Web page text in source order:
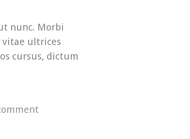
nunc. Morbi
vitae ultrices
cursus, dictum